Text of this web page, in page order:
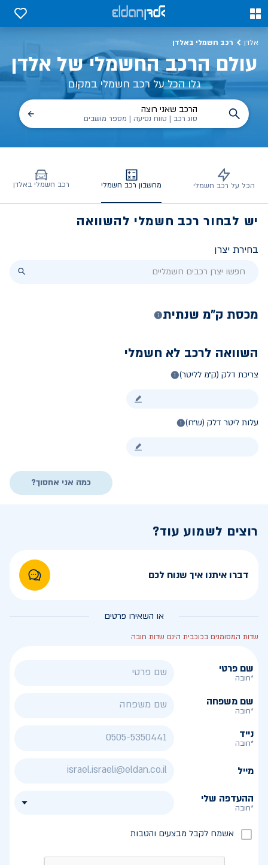
0
0
אלדן רכב חשמלי באלדן
עולם הרכב החשמלי של אלדן
גלו הכל על רכב חשמלי במקום
הרכב שאני רוצה
סוג רכב | טווח נסיעה | מספר מושבים
הכל על רכב חשמלי מחשבון רכב חשמלי רכב חשמלי באלדן
יש לבחור רכב חשמלי להשוואה
בחירת יצרן
מכסת ק״מ שנתית
השוואה לרכב לא חשמלי
צריכת דלק (ק״מ לליטר)
עלות ליטר דלק (ש״ח)
כמה אני אחסוך?
רוצים לשמוע עוד?
דברו איתנו איך שנוח לכם
או השאירו פרטים
שדות המסומנים בכוכבית הינם שדות חובה
שם פרטי
*חובה
שם משפחה
*חובה
נייד
*חובה
מייל
ההעדפה שלי
*חובה
אשמח לקבל מבצעים והטבות
מחשבון חסכון – רכב חשמלי מול כלי רכב רגיל | אלדן